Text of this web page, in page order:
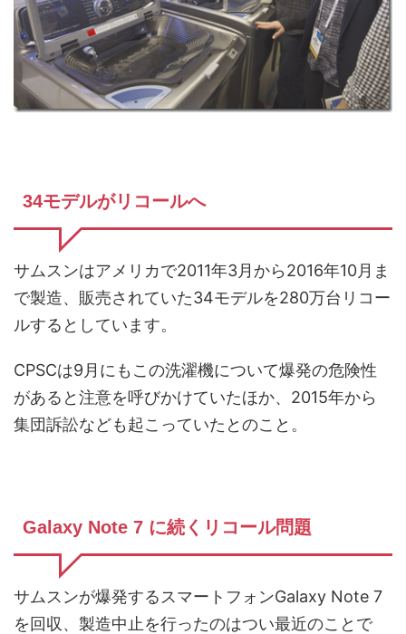
34モデルがリコールへ
サムスンはアメリカで2011年3月から2016年10月ま
で製造、販売されていた34モデルを280万台リコー
ルするとしています。
CPSCは9月にもこの洗濯機について爆発の危険性
があると注意を呼びかけていたほか、2015年から
集団訴訟なども起こっていたとのこと。
Galaxy Note 7 に続くリコール問題
サムスンが爆発するスマートフォンGalaxy Note 7
を回収、製造中止を行ったのはつい最近のことで